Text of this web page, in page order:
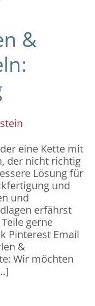
&
eine Kette mit
der nicht richtig
Lösung für
und
und
erfährst
gerne
Pinterest Email
&
Wir möchten